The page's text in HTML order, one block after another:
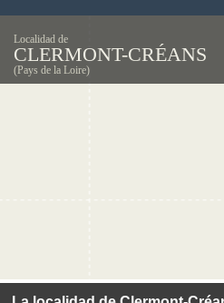
Localidad de
CLERMONT-CRÉANS
(Pays de la Loire)